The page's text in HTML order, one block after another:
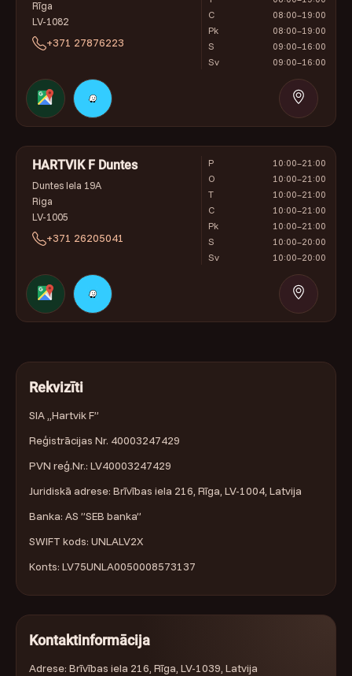
Rīga
LV-1082
+371 27876223
C
08:00–19:00
Pk
08:00–19:00
S
09:00–16:00
Sv
09:00–16:00
HARTVIK F Duntes
Duntes Iela 19A
Riga
LV-1005
+371 26205041
P
10:00–21:00
O
10:00–21:00
T
10:00–21:00
C
10:00–21:00
Pk
10:00–21:00
S
10:00–20:00
Sv
10:00–20:00
Rekvizīti
SIA „Hartvik F”
Reģistrācijas Nr. 40003247429
PVN reģ.Nr.: LV40003247429
Juridiskā adrese: Brīvības iela 216, Rīga, LV-1004, Latvija
Banka: AS ”SEB banka”
SWIFT kods: UNLALV2X
Konts: LV75UNLA0050008573137
Kontaktinformācija
Adrese: Brīvības iela 216, Rīga, LV-1039, Latvija